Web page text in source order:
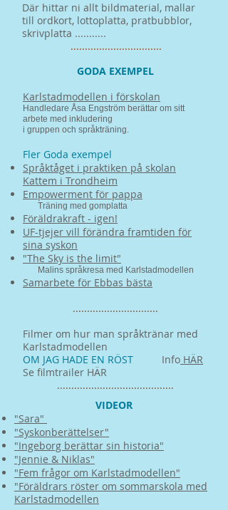
Där hittar ni allt bildmaterial, mallar
till ordkort, lottoplatta, pratbubblor,
skrivplatta ...........
................................
GODA EXEMPEL
Karlstadmodellen i förskolan
Handledare Åsa Engström berättar om sitt
arbete med inkludering
i gruppen och språkträning.
Fler Goda exempel
Språktåget i praktiken på skolan
Kattem i Trondheim
Empowerment för pappa
​ Träning med gomplatta
Föräldrakraft - igen!
UF-tjejer vill förändra framtiden för
sina syskon
"The Sky is the limit"
Malins språkresa med Karlstadmodellen
Samarbete för Ebbas bästa
..............................
Filmer om hur man språktränar med
Karlstadmodellen
​OM JAG HADE EN RÖST ​Info HÄR
S​​e filmtrailer HÄR
​.........................................
VIDEOR
"Sara"
"Syskonberättelser"
"Ingeborg berättar sin historia"
"Jennie & Niklas"
"Fem frågor om Karlstadmodellen"
"Föräldrars röster om sommarskola med
Karlstadmodellen